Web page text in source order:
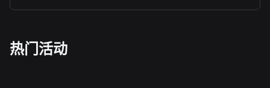
热门活动